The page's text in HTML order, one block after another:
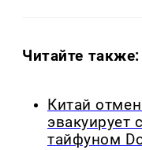
Читайте также:
Китай
эвакуирует
тайфуном